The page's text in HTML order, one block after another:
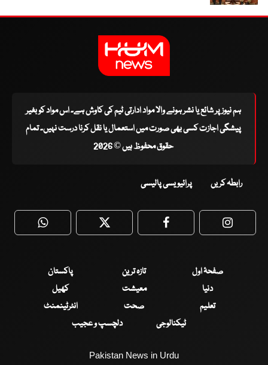
ہم نیوز پر شائع یا نشر ہونے والا مواد ادارتی ٹیم کی کاوش ہے۔ اس مواد کو بغیر
پیشگی اجازت کسی بھی صورت میں استعمال یا نقل کرنا درست نہیں۔ تمام
حقوق محفوظ ہیں © 2026
رابطہ کریں پرائیویسی پالیسی
WhatsApp Twitter Facebook
صفحۂ اول تازہ ترین
پاکستان
دنیا
معیشت
کھیل
تعلیم
صحت
انٹرٹینمنٹ
ٹیکنالوجی
دلچسپ و عجیب
Pakistan News in Urdu